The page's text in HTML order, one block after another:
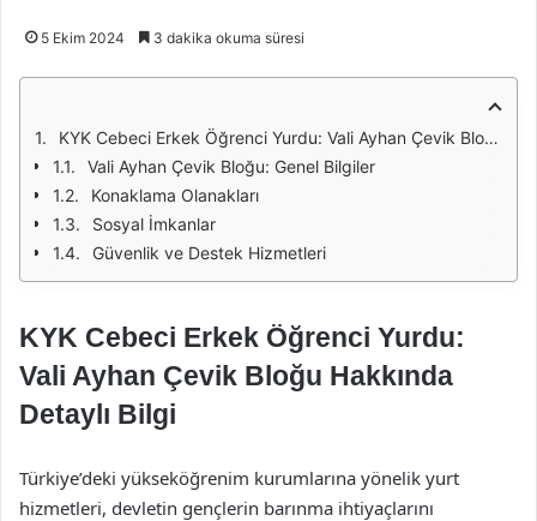
5 Ekim 2024 3 dakika okuma süresi
KYK Cebeci Erkek Öğrenci Yurdu: Vali Ayhan Çevik Bloğu Hakkında Detaylı Bilgi
Vali Ayhan Çevik Bloğu: Genel Bilgiler
Konaklama Olanakları
Sosyal İmkanlar
Güvenlik ve Destek Hizmetleri
KYK Cebeci Erkek Öğrenci Yurdu:
Vali Ayhan Çevik Bloğu Hakkında
Detaylı Bilgi
Türkiye’deki yükseköğrenim kurumlarına yönelik yurt
hizmetleri, devletin gençlerin barınma ihtiyaçlarını